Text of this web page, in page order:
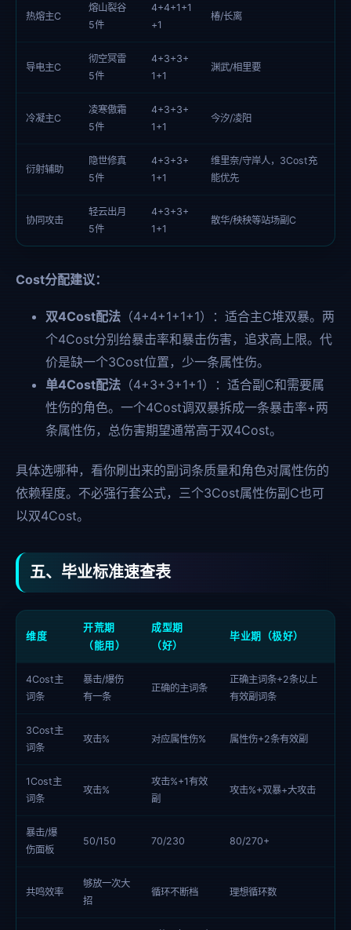
热熔主C
熔山裂谷
5件
4+4+1+1
+1
椿/长离
导电主C
彻空冥雷
5件
4+3+3+
1+1
渊武/相里要
冷凝主C
凌寒傲霜
5件
4+3+3+
1+1
今汐/凌阳
衍射辅助
隐世修真
5件
4+3+3+
1+1
维里奈/守岸人，3Cost充
能优先
协同攻击
轻云出月
5件
4+3+3+
1+1
散华/秧秧等站场副C
Cost分配建议：
双4Cost配法（4+4+1+1+1）：适合主C堆双暴。两
个4Cost分别给暴击率和暴击伤害，追求高上限。代
价是缺一个3Cost位置，少一条属性伤。
单4Cost配法（4+3+3+1+1）：适合副C和需要属
性伤的角色。一个4Cost调双暴拆成一条暴击率+两
条属性伤，总伤害期望通常高于双4Cost。
具体选哪种，看你刷出来的副词条质量和角色对属性伤的
依赖程度。不必强行套公式，三个3Cost属性伤副C也可
以双4Cost。
五、毕业标准速查表
维度
开荒期
（能用）
成型期
（好）
毕业期（极好）
4Cost主
词条
暴击/爆伤
有一条
正确的主词条
正确主词条+2条以上
有效副词条
3Cost主
词条
攻击% 对应属性伤% 属性伤+2条有效副
1Cost主
词条
攻击%
攻击%+1有效
副
攻击%+双暴+大攻击
暴击/爆
伤面板
50/150 70/230 80/270+
共鸣效率
够放一次大
招
循环不断档 理想循环数